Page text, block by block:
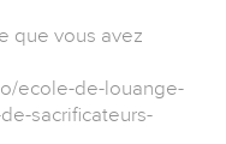
que vous avez
ecole-de-louange-
sacrificateurs-